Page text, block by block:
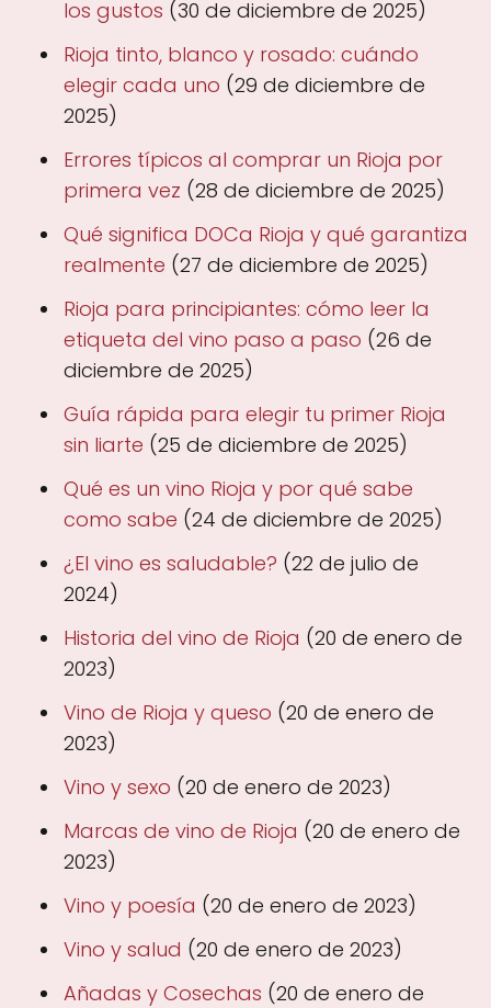
los gustos (30 de diciembre de 2025)
Rioja tinto, blanco y rosado: cuándo
elegir cada uno (29 de diciembre de
2025)
Errores típicos al comprar un Rioja por
primera vez (28 de diciembre de 2025)
Qué significa DOCa Rioja y qué garantiza
realmente (27 de diciembre de 2025)
Rioja para principiantes: cómo leer la
etiqueta del vino paso a paso (26 de
diciembre de 2025)
Guía rápida para elegir tu primer Rioja
sin liarte (25 de diciembre de 2025)
Qué es un vino Rioja y por qué sabe
como sabe (24 de diciembre de 2025)
¿El vino es saludable? (22 de julio de
2024)
Historia del vino de Rioja (20 de enero de
2023)
Vino de Rioja y queso (20 de enero de
2023)
Vino y sexo (20 de enero de 2023)
Marcas de vino de Rioja (20 de enero de
2023)
Vino y poesía (20 de enero de 2023)
Vino y salud (20 de enero de 2023)
Añadas y Cosechas (20 de enero de